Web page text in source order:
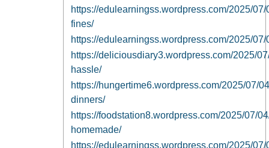
https://edulearningss.wordpress.com/2025/
fines/
https://edulearningss.wordpress.com/2025/
https://deliciousdiary3.wordpress.com/2025/
hassle/
https://hungertime6.wordpress.com/2025/07/
dinners/
https://foodstation8.wordpress.com/2025/07/
homemade/
https://edulearningss.wordpress.com/2025/